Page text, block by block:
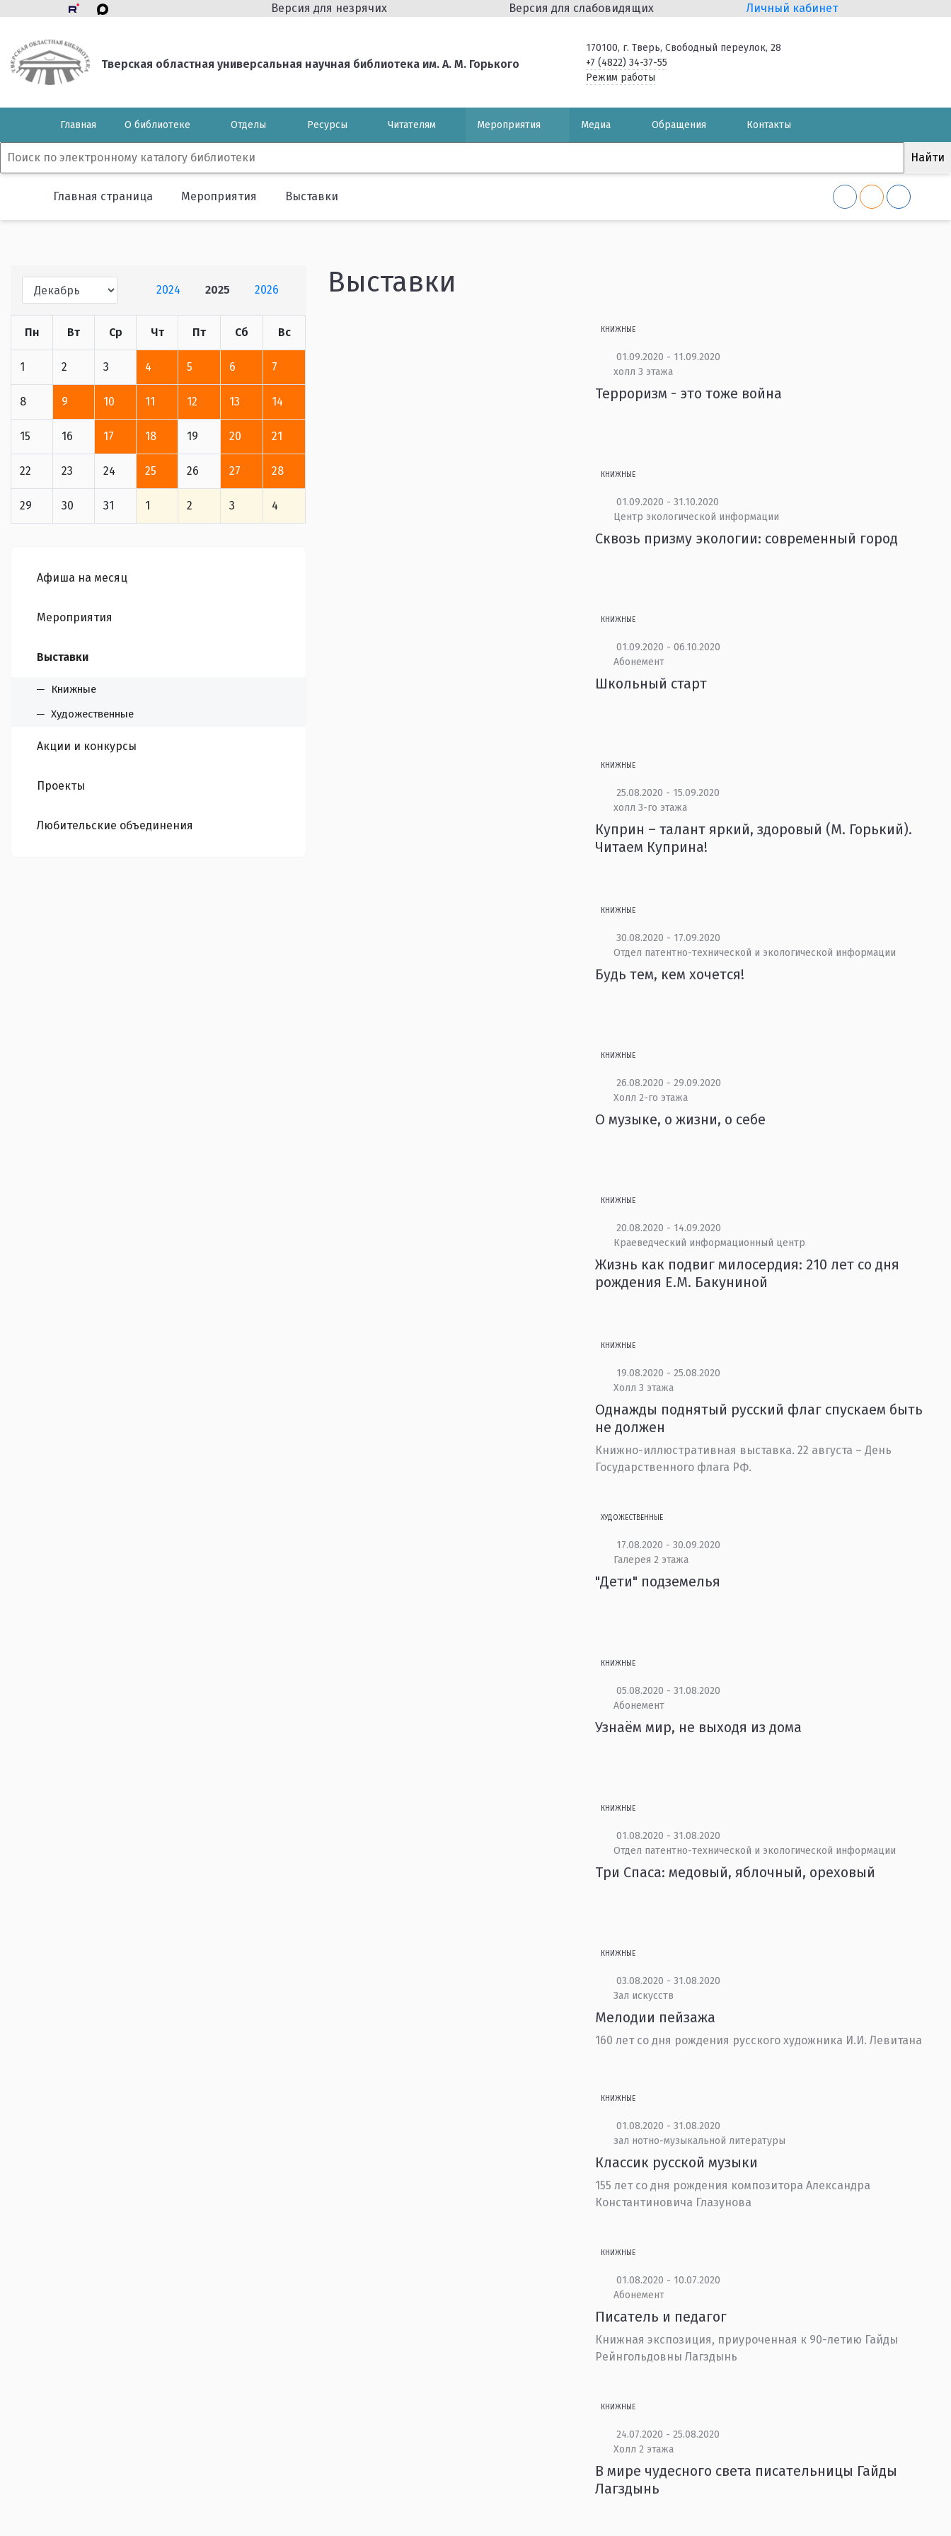
Версия для незрячих Версия для слабовидящих Личный кабинет
Тверская областная универсальная научная библиотека им. А. М. Горького
170100, г. Тверь, Свободный переулок, 28
+7 (4822) 34-37-55
Режим работы
Главная О библиотеке Отделы Ресурсы Читателям Мероприятия Медиа Обращения Контакты
Главная страница Мероприятия Выставки
2024 2025 2026
Пн Вт Ср Чт Пт Сб Вс
1 2 3 4 5 6 7
8 9 10 11 12 13 14
15 16 17 18 19 20 21
22 23 24 25 26 27 28
29 30 31 1 2 3 4
Афиша на месяц
Мероприятия
Выставки
Книжные
Художественные
Акции и конкурсы
Проекты
Любительские объединения
Выставки
КНИЖНЫЕ
01.09.2020 - 11.09.2020
холл 3 этажа
Терроризм - это тоже война
КНИЖНЫЕ
01.09.2020 - 31.10.2020
Центр экологической информации
Сквозь призму экологии: современный город
КНИЖНЫЕ
01.09.2020 - 06.10.2020
Абонемент
Школьный старт
КНИЖНЫЕ
25.08.2020 - 15.09.2020
холл 3-го этажа
Куприн – талант яркий, здоровый (М. Горький).
Читаем Куприна!
КНИЖНЫЕ
30.08.2020 - 17.09.2020
Отдел патентно-технической и экологической информации
Будь тем, кем хочется!
КНИЖНЫЕ
26.08.2020 - 29.09.2020
Холл 2-го этажа
О музыке, о жизни, о себе
КНИЖНЫЕ
20.08.2020 - 14.09.2020
Краеведческий информационный центр
Жизнь как подвиг милосердия: 210 лет со дня
рождения Е.М. Бакуниной
КНИЖНЫЕ
19.08.2020 - 25.08.2020
Холл 3 этажа
Однажды поднятый русский флаг спускаем быть
не должен
Книжно-иллюстративная выставка. 22 августа – День
Государственного флага РФ.
ХУДОЖЕСТВЕННЫЕ
17.08.2020 - 30.09.2020
Галерея 2 этажа
"Дети" подземелья
КНИЖНЫЕ
05.08.2020 - 31.08.2020
Абонемент
Узнаём мир, не выходя из дома
КНИЖНЫЕ
01.08.2020 - 31.08.2020
Отдел патентно-технической и экологической информации
Три Спаса: медовый, яблочный, ореховый
КНИЖНЫЕ
03.08.2020 - 31.08.2020
Зал искусств
Мелодии пейзажа
160 лет со дня рождения русского художника И.И. Левитана
КНИЖНЫЕ
01.08.2020 - 31.08.2020
зал нотно-музыкальной литературы
Классик русской музыки
155 лет со дня рождения композитора Александра
Константиновича Глазунова
КНИЖНЫЕ
01.08.2020 - 10.07.2020
Абонемент
Писатель и педагог
Книжная экспозиция, приуроченная к 90-летию Гайды
Рейнгольдовны Лагздынь
КНИЖНЫЕ
24.07.2020 - 25.08.2020
Холл 2 этажа
В мире чудесного света писательницы Гайды
Лагздынь